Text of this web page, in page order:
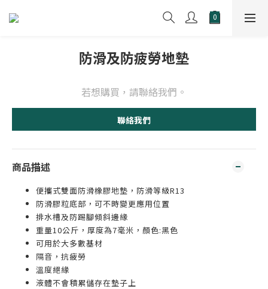
防滑及防疲勞地墊
若想購買，請聯絡我們。
聯絡我們
商品描述
便攜式雙面防滑橡膠地墊，防滑等級R13
防滑膠粒底部，可不時變更應用位置
排水槽及防踢腳傾斜邊緣
重量10公斤，厚度為7毫米，顏色:黑色
可用於大多數基材
隔音，抗疲勞
溫度絕緣
液體不會積累儲存在墊子上